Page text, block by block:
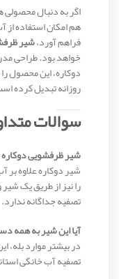
اگر به دنبال
هم امکان استفاده
فراهم آورد،شیر
خواهد بود. طراحی
دوکاره، این محصول
روزانه تبدیل کرده
سوالات
شیر ظرفشویی دوکاره
شیر دوکاره علاوه
را نیز از طریق یک
تصفیه جداگانه ندارد.
آیا این شیر به همه
در بیشتر موارد بله،
تصفیه آب خانگی